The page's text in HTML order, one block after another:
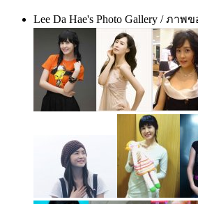
Lee Da Hae's Photo Gallery / ภาพ